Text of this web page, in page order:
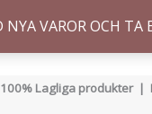
VAROR OCH
100% Lagliga produkter |